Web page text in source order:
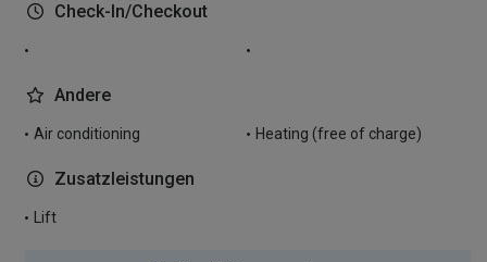
Check-In/Checkout
Andere
Air conditioning Heating (free of charge)
Zusatzleistungen
Lift